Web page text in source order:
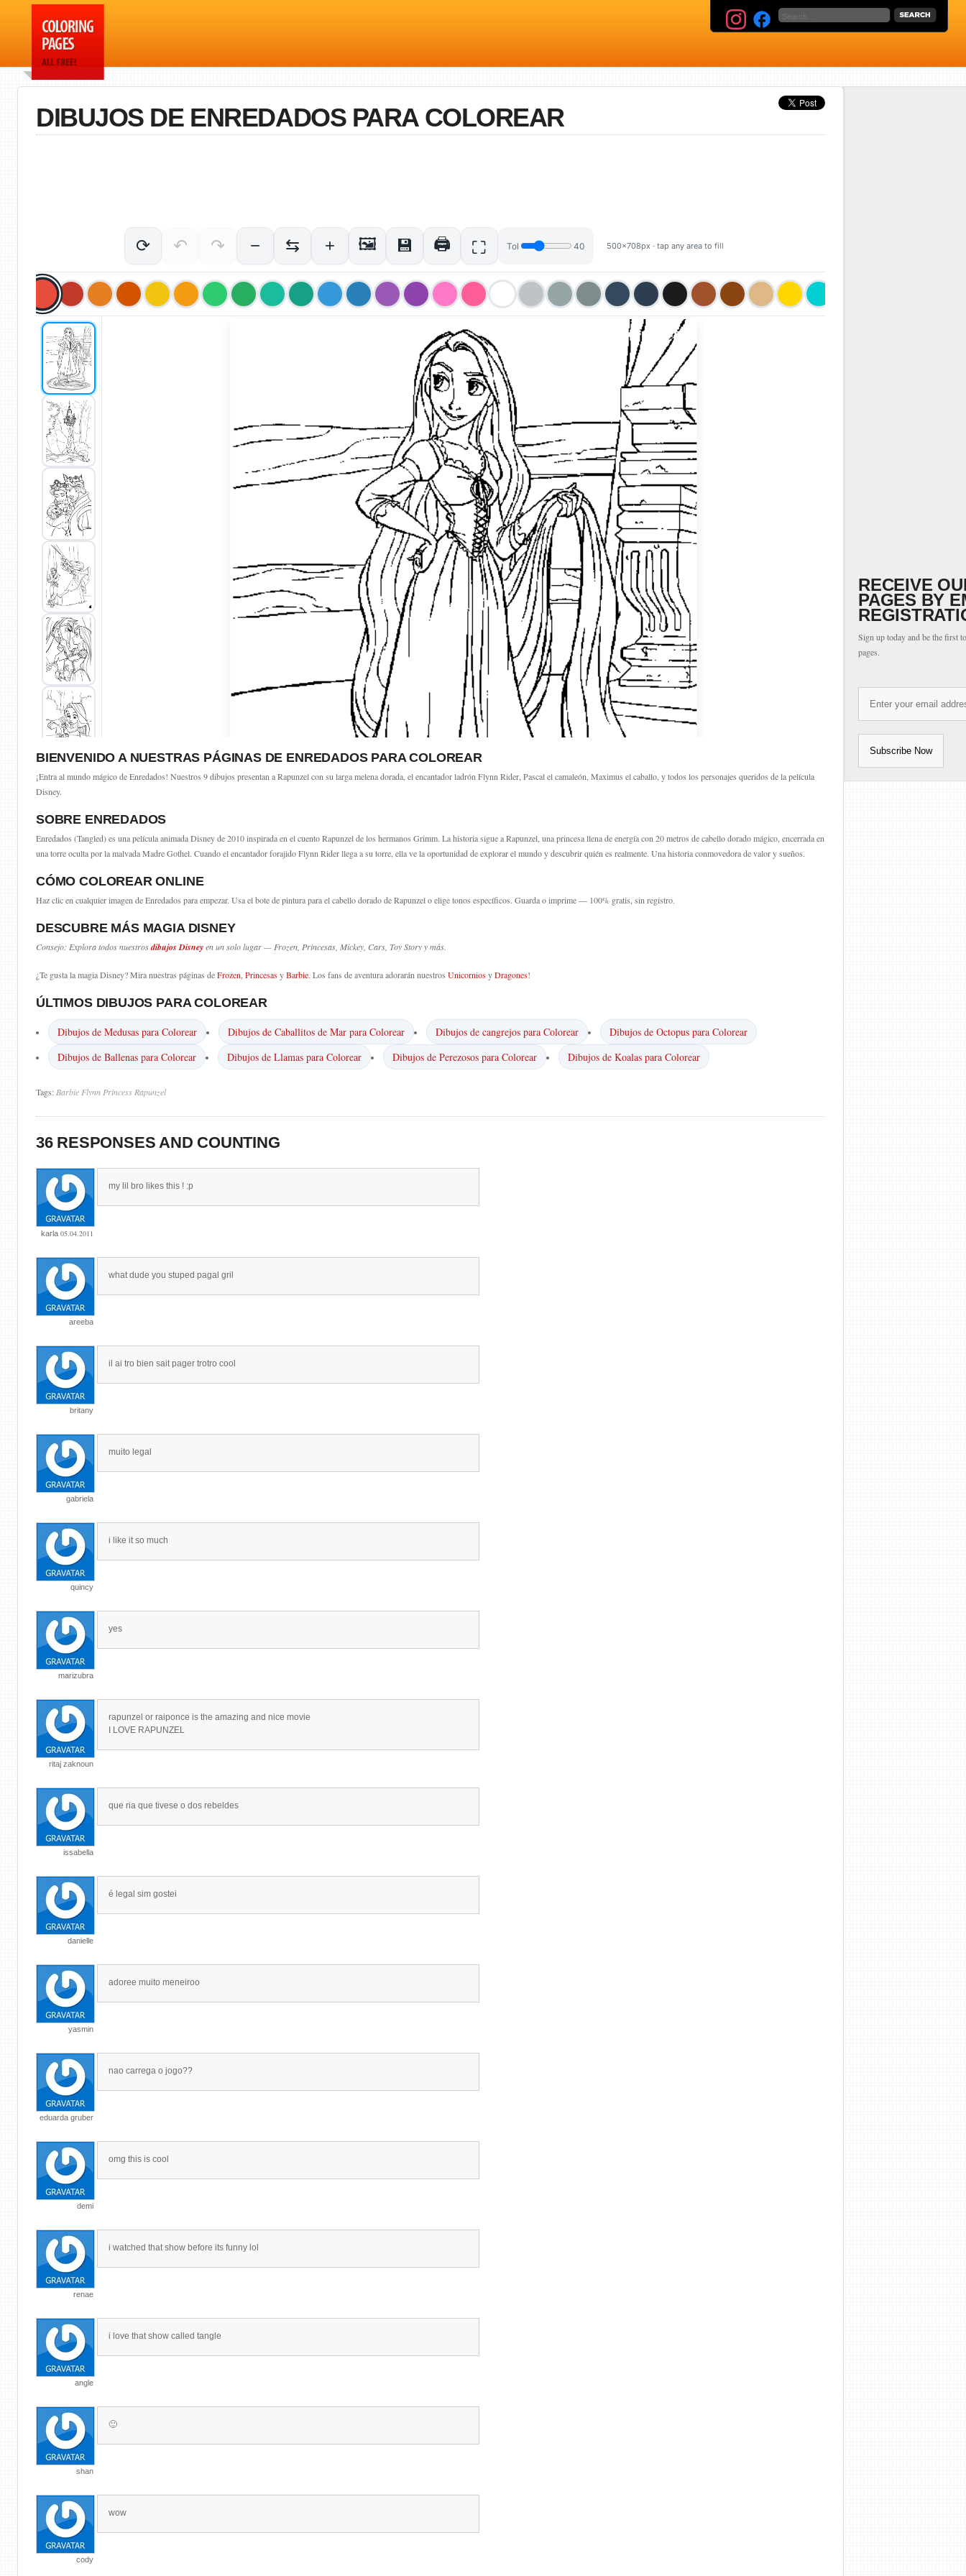
DIBUJOS DE ENREDADOS PARA COLOREAR
BIENVENIDO A NUESTRAS PÁGINAS DE ENREDADOS PARA COLOREAR
¡Entra al mundo mágico de Enredados! Nuestros 9 dibujos presentan a Rapunzel con su larga melena dorada, el encantador ladrón Flynn Rider, Pascal el camaleón, Maximus el caballo, y todos los personajes queridos de la película
Disney.
SOBRE ENREDADOS
Enredados (Tangled) es una película animada Disney de 2010 inspirada en el cuento Rapunzel de los hermanos Grimm. La historia sigue a Rapunzel, una princesa llena de energía con 20 metros de cabello dorado mágico, encerrada en
una torre oculta por la malvada Madre Gothel. Cuando el encantador forajido Flynn Rider llega a su torre, ella ve la oportunidad de explorar el mundo y descubrir quién es realmente. Una historia conmovedora de valor y sueños.
CÓMO COLOREAR ONLINE
Haz clic en cualquier imagen de Enredados para empezar. Usa el bote de pintura para el cabello dorado de Rapunzel o elige tonos específicos. Guarda o imprime — 100% gratis, sin registro.
DESCUBRE MÁS MAGIA DISNEY
Consejo: Explora todos nuestrosdibujos Disneyen un solo lugar — Frozen, Princesas, Mickey, Cars, Toy Story y más.
¿Te gusta la magia Disney? Mira nuestras páginas deFrozen PrincesasyBarbie. Los fans de aventura adorarán nuestros UnicorniosyDragones!
ÚLTIMOS DIBUJOS PARA COLOREAR
Dibujos de Medusas para Colorear Dibujos de Caballitos de Mar para Colorear Dibujos de cangrejos para Colorear
Dibujos de Octopus para Colorear
Dibujos de Ballenas para Colorear
Dibujos de Llamas para Colorear Dibujos de Perezosos para Colorear Dibujos de Koalas para Colorear
Tags: Barbie Flynn Princess Rapunzel
36 RESPONSES AND COUNTING
karla 05.04.2011
my lil bro likes this ! :p
areeba
what dude you stuped pagal gril
britany
il ai tro bien sait pager trotro cool
gabriela
muito legal
quincy
i like it so much
marizubra
yes
ritaj zaknoun
rapunzel or raiponce is the amazing and nice movie
I LOVE RAPUNZEL
issabella
que ria que tivese o dos rebeldes
danielle
é legal sim gostei
yasmin
adoree muito meneiroo
eduarda gruber
nao carrega o jogo??
demi
omg this is cool
renae
i watched that show before its funny lol
angle
i love that show called tangle
shan
🙂
cody
wow
RECEIVE
PAGES BY
Sign up today and be the first
pages.